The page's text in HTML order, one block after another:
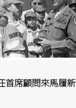
首席顧問來馬履新